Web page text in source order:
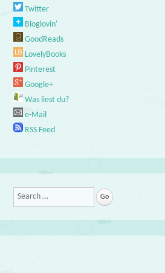
Twitter
Bloglovin'
GoodReads
LovelyBooks
Pinterest
Google+
Was liest du?
e-Mail
RSS Feed
Search